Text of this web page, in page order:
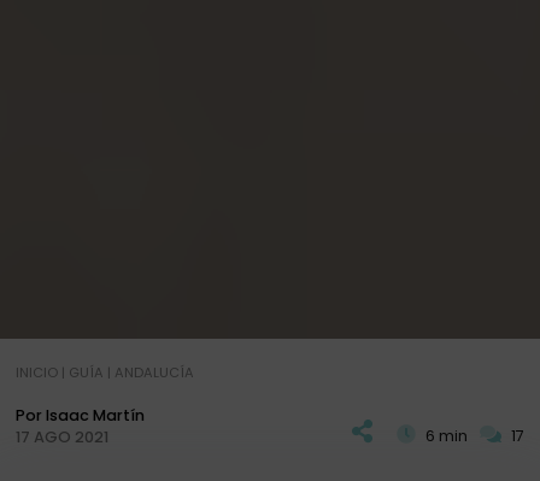
INICIO| GUÍA | ANDALUCÍA
Por Isaac Martín
17 AGO 2021
6 min 17